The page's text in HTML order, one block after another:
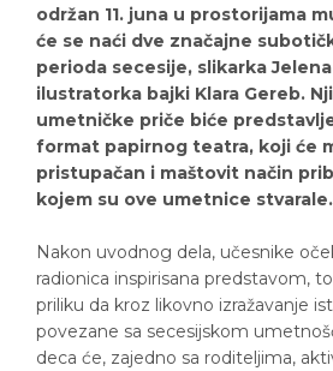
održan 11. juna u prostorijama
će se naći dve značajne
perioda secesije, slikarka Jelena
ilustratorka bajki Klara Gereb.
umetničke priče biće
format papirnog teatra, koji će
pristupačan i maštovit način
kojem su ove umetnice stvarale.
Nakon uvodnog dela, učesnike
radionica inspirisana predstavom,
priliku da kroz likovno izražavanje
povezane sa secesijskom
deca će, zajedno sa roditeljima,